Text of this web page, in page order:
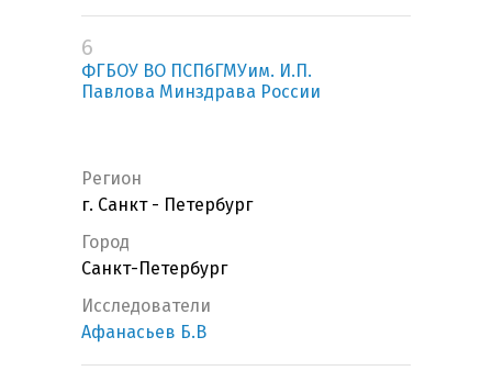
6
ФГБОУ ВО ПСПбГМУим. И.П.
Павлова Минздрава России
Регион
г. Санкт - Петербург
Город
Санкт-Петербург
Исследователи
Афанасьев Б.В